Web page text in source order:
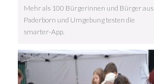
Mehr als 100 Bürgerinnen und Bürger aus
Paderborn und Umgebung testen die
smarter-App.